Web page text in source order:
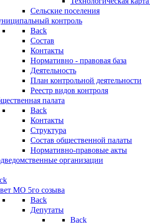
Сельские поселения
контроль
Back
Состав
Контакты
Нормативно - правовая база
Деятельность
План контрольной деятельности
Реестр видов контроля
палата
Back
Контакты
Структура
Состав общественной палаты
Нормативно-правовые акты
организации
МО 5го созыва
Back
Депутаты
Back